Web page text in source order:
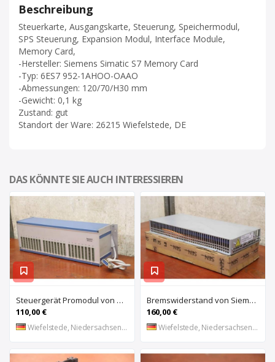
Beschreibung
Steuerkarte, Ausgangskarte, Steuerung, Speichermodul,
SPS Steuerung, Expansion Modul, Interface Module,
Memory Card,
-Hersteller: Siemens Simatic S7 Memory Card
-Typ: 6ES7 952-1AHOO-OAAO
-Abmessungen: 120/70/H30 mm
-Gewicht: 0,1 kg
Zustand: gut
Standort der Ware: 26215 Wiefelstede, DE
DAS KÖNNTE SIE AUCH INTERESSIEREN
Steuergerät Promodul von Schleicher Ilsemann – KEG 24-30 KCD 1
110,00 €
Wiefelstede, Niedersachsen, DE
Bremswiderstand von Siemens – 6SL3100-1BE21-3AA0
160,00 €
Wiefelstede, Niedersachsen, DE